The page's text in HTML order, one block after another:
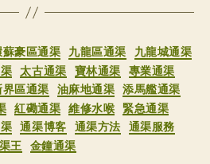
分
类
蘇豪區通渠 九龍區通渠
九龍城通渠
太古通渠 寶林通渠
專業通渠
界區通渠 油麻地通渠
添馬艦通渠
紅磡通渠 維修水喉
緊急通渠
通渠博客 通渠方法
通渠服務
王
金鐘通渠